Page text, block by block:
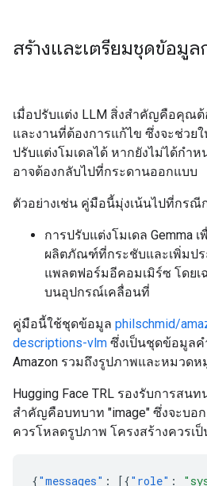
สร้างและเตรียมชุดข้อมู
เมื่อปรับแต่ง LLM สิ่งสำคัญคือคุณ
และงานที่ต้องการแก้ไข ซึ่งจะช่วย
ปรับแต่งโมเดลได้ หากยังไม่ได้กำ
อาจต้องกลับไปที่กระดานออกแบบ
ตัวอย่างเช่น คู่มือนี้มุ่งเน้นไปที่กรณี
การปรับแต่งโมเดล Gemma
ผลิตภัณฑ์ที่กระชับและเพิ่มปร
แพลตฟอร์มอีคอมเมิร์ซ โดยเ
บนอุปกรณ์เคลื่อนที่
คู่มือนี้ใช้ชุดข้อมูล philschmid/
descriptions-vlm ซึ่งเป็นชุดข้อมูล
Amazon รวมถึงรูปภาพและหมวด
Hugging Face TRL รองรับการส
สำคัญคือบทบาท "image" ซึ่งจะบอ
ควรโหลดรูปภาพ โครงสร้างควรเ
{"messages" : [{"role" :